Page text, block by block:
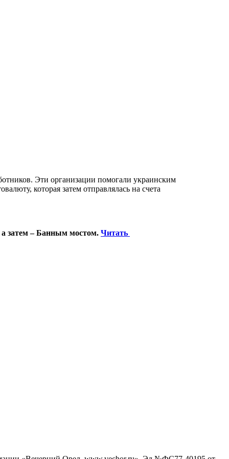
Эти организации помогали украинским
которая затем отправлялась на счета
затем – Банным мостом. Читать